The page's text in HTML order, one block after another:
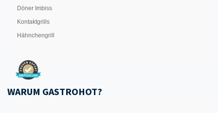
Döner Imbiss
Kontaktgrills
Hähnchengrill
WARUM GASTROHOT?